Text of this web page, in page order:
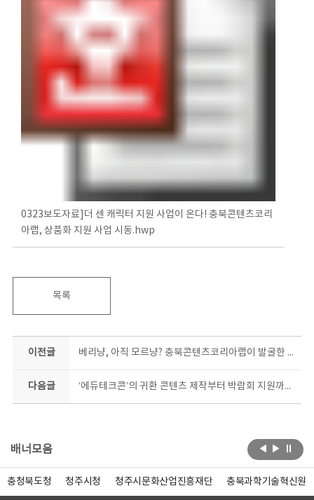
0323보도자료]더 센 캐릭터 지원 사업이 온다! 충북콘텐츠코리
아랩, 상품화 지원 사업 시동.hwp
목록
이전글 베리냥, 아직 모르냥? 충북콘텐츠코리아랩이 발굴한 캐릭터, 승승장구!
다음글 ‘에듀테크콘’의 귀환 콘텐츠 제작부터 박람회 지원까지 충북콘텐츠코리아랩이 돕는다
배너모음
충청북도청 청주시청 청주시문화산업진흥재단 충북과학기술혁신원